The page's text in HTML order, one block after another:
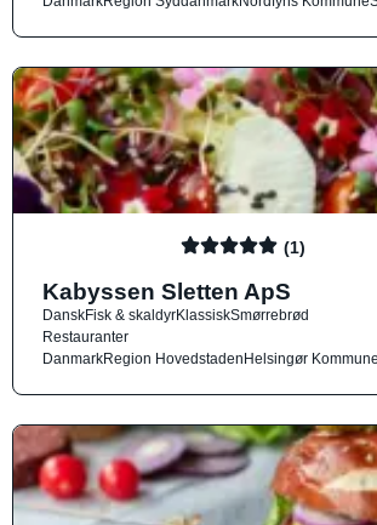
(1)
Kabyssen Sletten ApS
DanskFisk & skaldyrKlassiskSmørrebrød
Restauranter
DanmarkRegion HovedstadenHelsingør Kommune